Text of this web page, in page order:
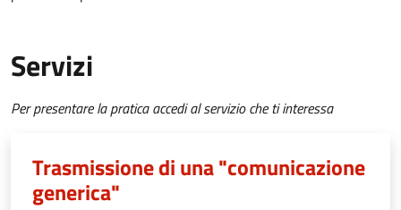
Servizi
Per presentare la pratica accedi al servizio che ti interessa
Trasmissione di una "comunicazione
generica"